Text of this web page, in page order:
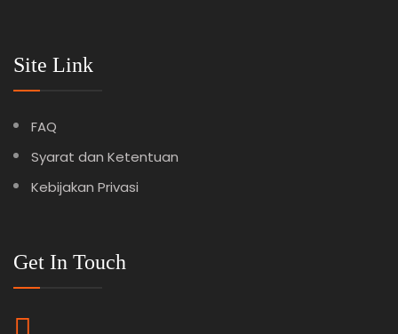
Site Link
FAQ
Syarat dan Ketentuan
Kebijakan Privasi
Get In Touch